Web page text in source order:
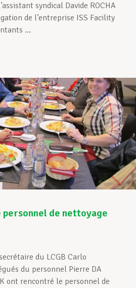
syndical Davide ROCHA
de l’entreprise ISS Facility
...
personnel de nettoyage
du LCGB Carlo
du personnel Pierre DA
ont rencontré le personnel de